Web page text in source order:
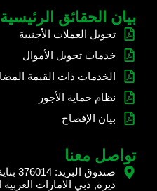
بيان الحقائق الرئيسية
تحويل العملات الأجنبية
خدمات تحويل الأموال
الخدمات ذات القيمة
نظام حماية الأجور
بيان الإفصاح
تواصل معنا
صندوق
ديرة, دبي الامارات العربية